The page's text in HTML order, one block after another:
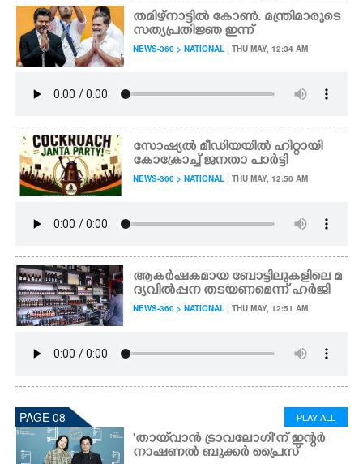
തമിഴ്നാട്ടിൽ കോൺ. മന്ത്രിമാരുടെ
സത്യപ്രതിജ്ഞ ഇന്ന്
NEWS-360 > NATIONAL | THU MAY, 12:34 AM
സോഷ്യൽ മീഡിയയിൽ ഹിറ്റായി
കോക്രോച്ച് ജനതാ പാർട്ടി
NEWS-360 > NATIONAL | THU MAY, 12:50 AM
ആകർഷകമായ ബോട്ടിലുകളിലെ മ
ദ്യവിൽപ്പന തടയണമെന്ന് ഹർജി
NEWS-360 > NATIONAL | THU MAY, 12:51 AM
PAGE 08 PLAY ALL
'തായ്‌വാൻ ട്രാവലോഗി'ന് ഇന്റർ
നാഷണൽ ബുക്കർ പ്രൈസ്